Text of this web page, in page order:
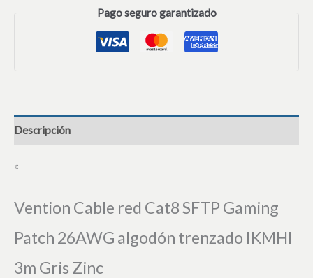
Pago seguro garantizado
Descripción
«
Vention Cable red Cat8 SFTP Gaming
Patch 26AWG algodón trenzado IKMHI
3m Gris Zinc